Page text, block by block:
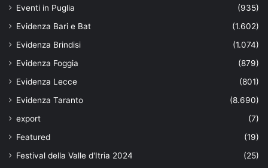
Eventi in Puglia
(935)
Evidenza Bari e Bat
(1.602)
Evidenza Brindisi
(1.074)
Evidenza Foggia
(879)
Evidenza Lecce
(801)
Evidenza Taranto
(8.690)
export
(7)
Featured
(19)
Festival della Valle d'Itria 2024
(25)